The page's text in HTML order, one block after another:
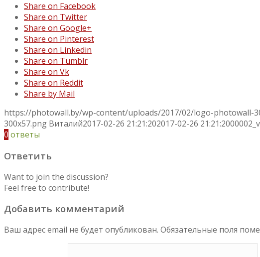
Share on Facebook
Share on Twitter
Share on Google+
Share on Pinterest
Share on Linkedin
Share on Tumblr
Share on Vk
Share on Reddit
Share by Mail
https://photowall.by/wp-content/uploads/2017/02/logo-photowall-
300x57.png Виталий2017-02-26 21:21:202017-02-26 21:21:20
0 ответы
Ответить
Want to join the discussion?
Feel free to contribute!
Добавить комментарий
Ваш адрес email не будет опубликован. Обязательные поля